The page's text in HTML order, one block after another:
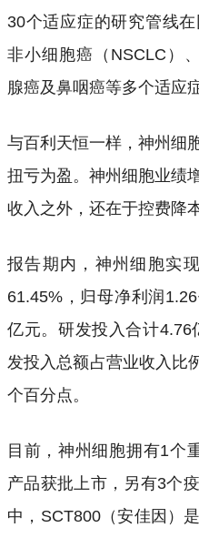
30个适应症的研究管线
非小细胞癌（NSCLC）
腺癌及鼻咽癌等多个适应
与百利天恒一样，神州细
扭亏为盈。神州细胞业绩
收入之外，还在于控费降本
报告期内，神州细胞实
61.45%，归母净利润
亿元。研发投入合计4.76
发投入总额占营业收入比
个百分点。
目前，神州细胞拥有1个
产品获批上市，另有3个
中，SCT800（安佳因）